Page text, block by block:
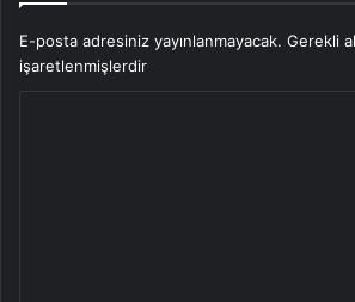
E-posta adresiniz yayınlanmayacak. Gerekli
işaretlenmişlerdir